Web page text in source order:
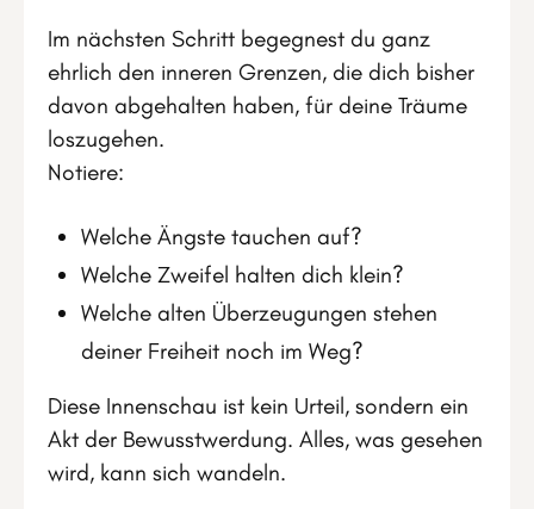
Im nächsten Schritt begegnest du ganz
ehrlich den inneren Grenzen, die dich bisher
davon abgehalten haben, für deine Träume
loszugehen.
Notiere:
Welche Ängste tauchen auf?
Welche Zweifel halten dich klein?
Welche alten Überzeugungen stehen
deiner Freiheit noch im Weg?
Diese Innenschau ist kein Urteil, sondern ein
Akt der Bewusstwerdung. Alles, was gesehen
wird, kann sich wandeln.